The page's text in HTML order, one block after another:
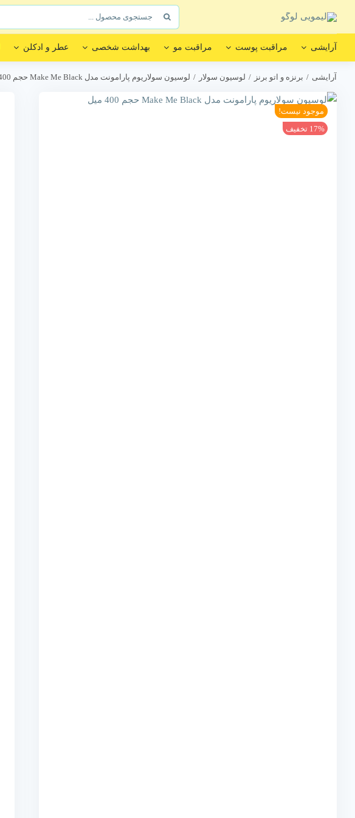
content
جستجو
برای:
آرایشی مراقبت پوست مراقبت مو بهداشت شخصی عطر و ادکلن
آرایشی برنزه و اتو برنز لوسیون سولار لوسیون سولاریوم پارامونت مدل Make Me Black حجم 400 میل
موجود نیست!
17% تخفیف